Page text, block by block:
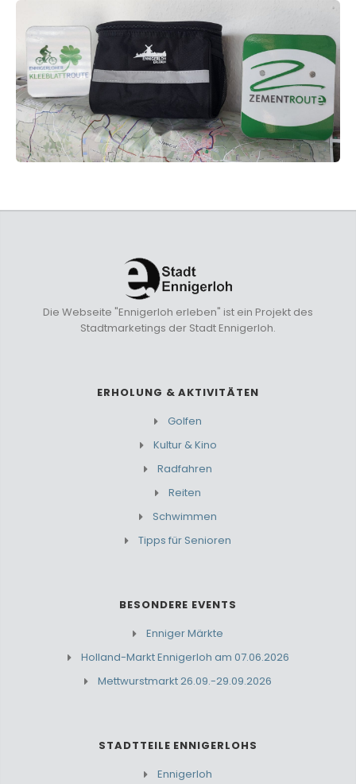
Die Webseite "Ennigerloh erleben" ist ein Projekt des
Stadtmarketings der Stadt Ennigerloh.
ERHOLUNG & AKTIVITÄTEN
Golfen
Kultur & Kino
Radfahren
Reiten
Schwimmen
Tipps für Senioren
BESONDERE EVENTS
Enniger Märkte
Holland-Markt Ennigerloh am 07.06.2026
Mettwurstmarkt 26.09.-29.09.2026
STADTTEILE ENNIGERLOHS
Ennigerloh